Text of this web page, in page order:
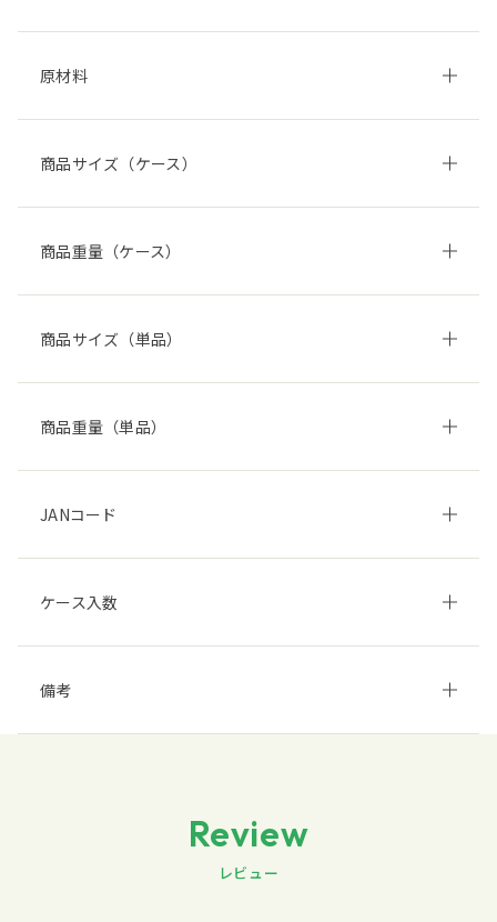
原材料
商品サイズ（ケース）
商品重量（ケース）
商品サイズ（単品）
商品重量（単品）
JANコード
ケース入数
備考
Review
レビュー